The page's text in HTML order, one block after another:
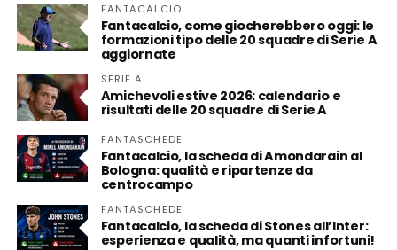
FANTACALCIO
Fantacalcio, come giocherebbero oggi: le
formazioni tipo delle 20 squadre di Serie A
aggiornate
SERIE A
Amichevoli estive 2026: calendario e
risultati delle 20 squadre di Serie A
FANTASCHEDE
Fantacalcio, la scheda di Amondarain al
Bologna: qualità e ripartenze da
centrocampo
FANTASCHEDE
Fantacalcio, la scheda di Stones all’Inter:
esperienza e qualità, ma quanti infortuni!